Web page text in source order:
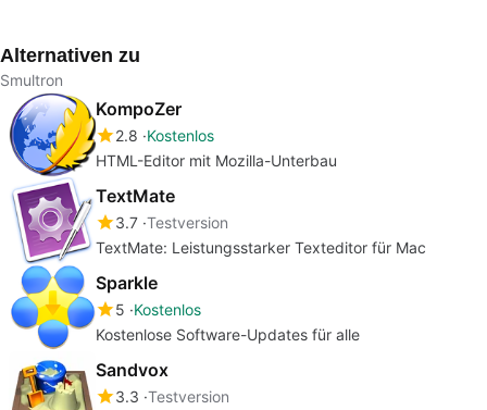
Alternativen zu
Smultron
KompoZer
2.8 Kostenlos
HTML-Editor mit Mozilla-Unterbau
TextMate
3.7 Testversion
TextMate: Leistungsstarker Texteditor für Mac
Sparkle
5 Kostenlos
Kostenlose Software-Updates für alle
Sandvox
3.3 Testversion